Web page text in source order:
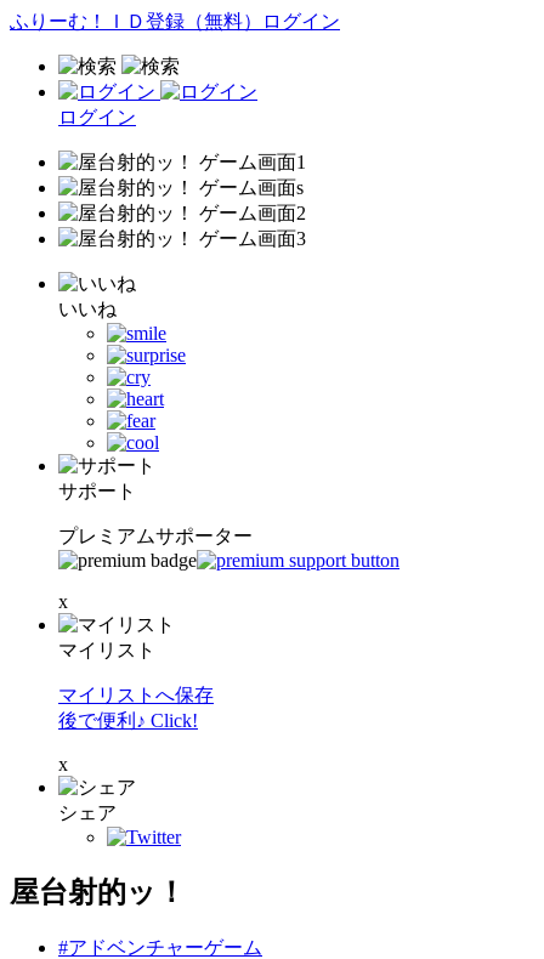
ふりーむ！ＩＤ登録（無料） ログイン
ログイン
いいね
サポート
プレミアムサポーター
x
マイリスト
マイリストへ保存
後で便利♪ Click!
x
シェア
屋台射的ッ！
#アドベンチャーゲーム